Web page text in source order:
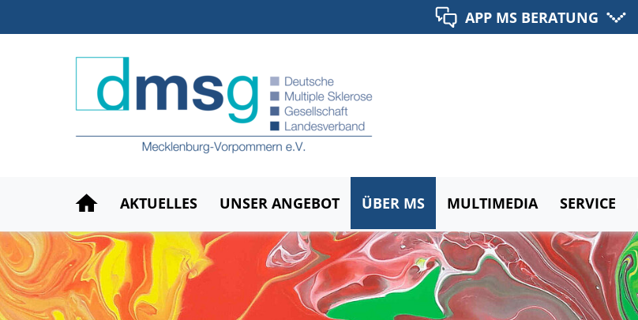
APP MS BERATUNG
AKTUELLES UNSER ANGEBOT ÜBER MS MULTIMEDIA SERVICE